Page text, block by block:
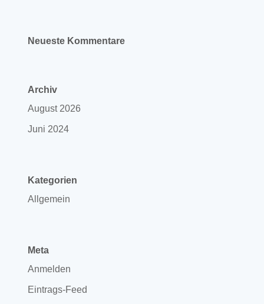
Neueste Kommentare
Archiv
August 2026
Juni 2024
Kategorien
Allgemein
Meta
Anmelden
Eintrags-Feed